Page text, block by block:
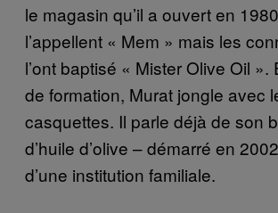
le magasin qu’il a ouvert en
l’appellent « Mem » mais les
l’ont baptisé « Mister Olive Oil ».
de formation, Murat jongle avec
casquettes. Il parle déjà de son
d’huile d’olive – démarré en
d’une institution familiale.